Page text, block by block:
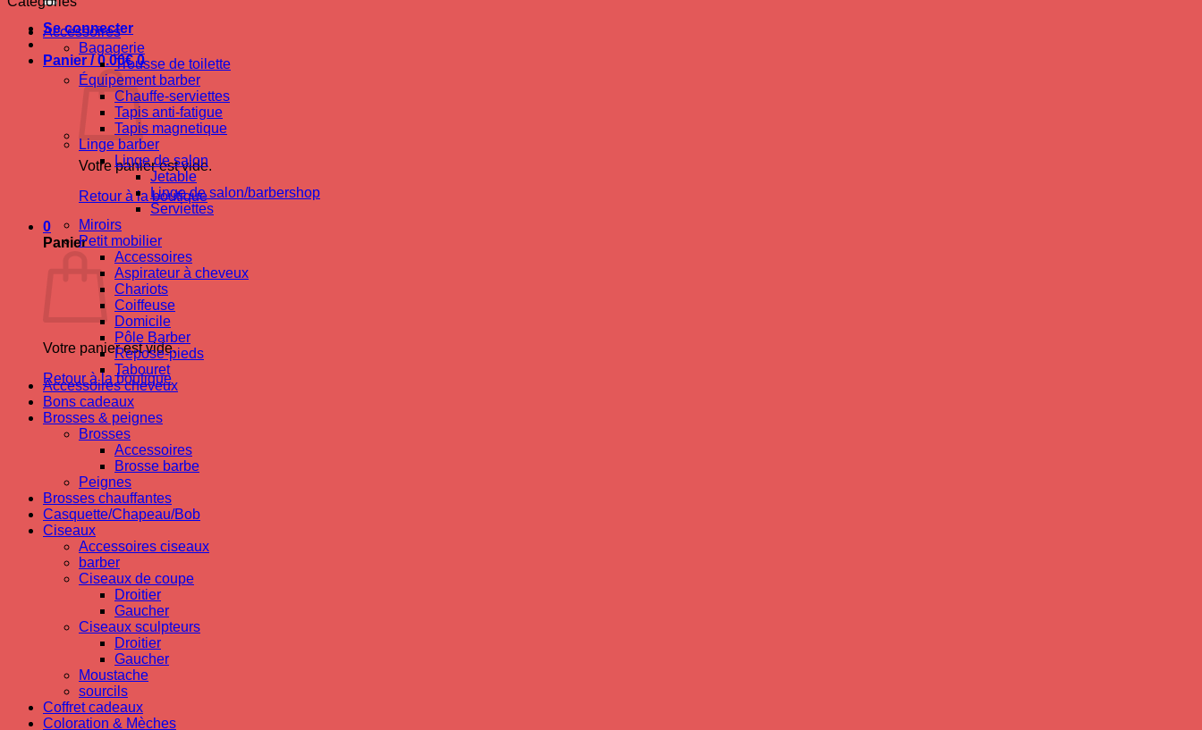
Se connecter
Panier /0.00€ 0
Votre panier est vide.
Retour à la boutique
0
Panier
Votre panier est vide.
Retour à la boutique
Accessoires
Bagagerie
Trousse de toilette
Équipement barber
Chauffe-serviettes
Tapis anti-fatigue
Tapis magnetique
Linge barber
Linge de salon
Jetable
Linge de salon/barbershop
Serviettes
Miroirs
Petit mobilier
Accessoires
Aspirateur à cheveux
Chariots
Coiffeuse
Domicile
Pôle Barber
Repose-pieds
Tabouret
Accessoires cheveux
Bons cadeaux
Brosses & peignes
Brosses
Accessoires
Brosse barbe
Peignes
Brosses chauffantes
Casquette/Chapeau/Bob
Ciseaux
Accessoires ciseaux
barber
Ciseaux de coupe
Droitier
Gaucher
Ciseaux sculpteurs
Droitier
Gaucher
Moustache
sourcils
Coffret cadeaux
Coloration & Mèches